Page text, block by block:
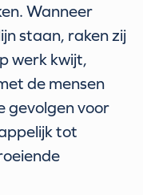
Wanneer
staan, raken zij
werk kwijt,
de mensen
gevolgen voor
tot